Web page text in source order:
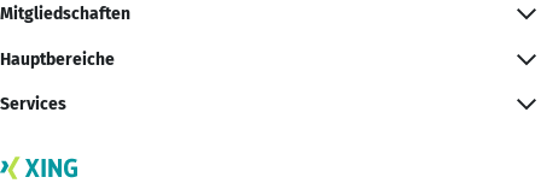
Mitgliedschaften
Hauptbereiche
Services